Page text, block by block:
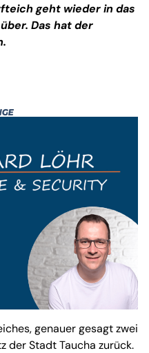
geht wieder in das
Das hat der
genauer gesagt zwei
der Stadt Taucha zurück.